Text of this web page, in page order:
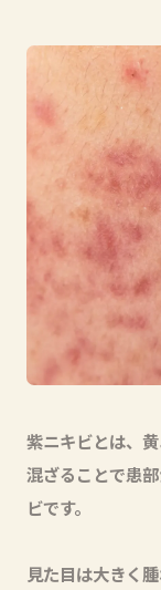
紫ニキビとは、
混ざることで患
ビです。
見た目は大きく